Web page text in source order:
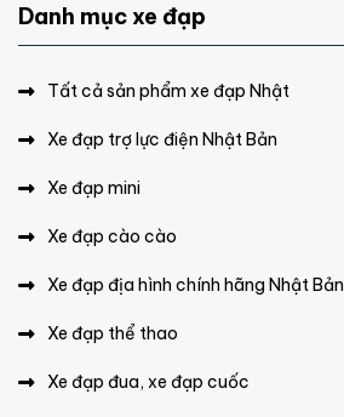
Danh mục xe đạp
Tất cả sản phẩm xe đạp Nhật
Xe đạp trợ lực điện Nhật Bản
Xe đạp mini
Xe đạp cào cào
Xe đạp địa hình chính hãng Nhật Bản
Xe đạp thể thao
Xe đạp đua, xe đạp cuốc